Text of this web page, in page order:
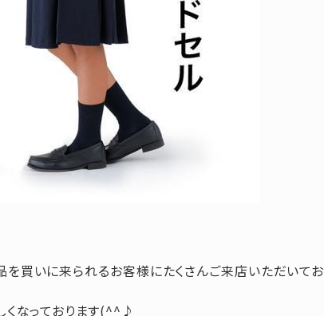
買いに来られるお客様にたくさんご来店いただいてお
くなっております(^^♪